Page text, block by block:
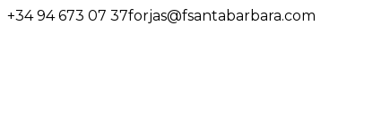
+34 94 673 07 37forjas@fsantabarbara.com